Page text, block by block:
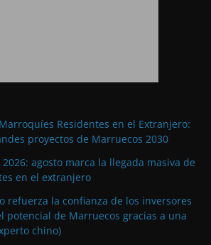
Residentes en el Extranjero:
proyectos de Marruecos 2030
agosto marca la llegada masiva de
en el extranjero
refuerza la confianza de los inversores
potencial de Marruecos gracias a una
chino)